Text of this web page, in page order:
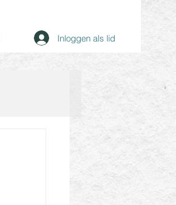
Inloggen als lid